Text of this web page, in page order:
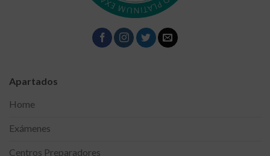
Apartados
Home
Exámenes
Centros Preparadores